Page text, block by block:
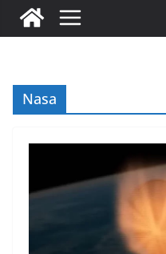
Nasa